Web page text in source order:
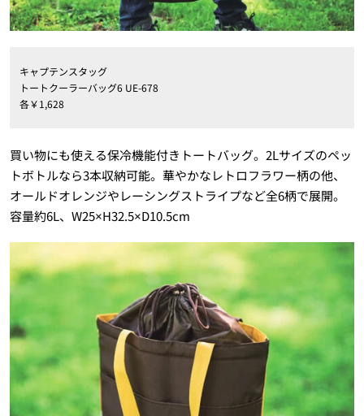
キャプテンスタッグ
トートクーラーバッグ6 UE-678
各￥1,628
買い物にも使える保冷機能付きトートバッグ。2Lサイズのペッ
トボトルなら3本収納可能。華やかなレトロフラワー柄の他、
オールドオレンジやレーシングストライプなど全6柄で展開。
容量約6L、W25×H32.5×D10.5cm